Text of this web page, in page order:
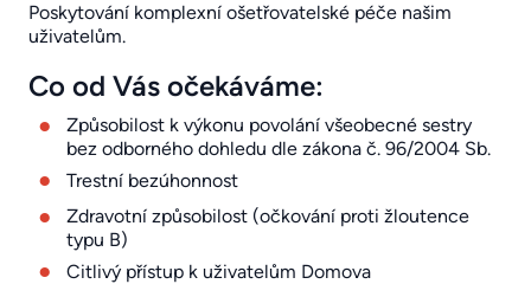
Poskytování komplexní ošetřovatelské péče našim
uživatelům.
Co od Vás očekáváme:
Způsobilost k výkonu povolání všeobecné sestry
bez odborného dohledu dle zákona č. 96/2004 Sb.
Trestní bezúhonnost
Zdravotní způsobilost (očkování proti žloutence
typu B)
Citlivý přístup k uživatelům Domova